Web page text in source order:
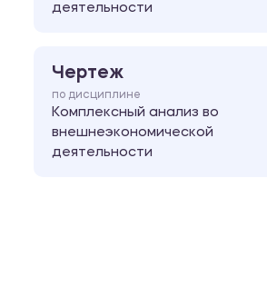
деятельности
Чертеж
по дисциплине
Комплексный анализ во
внешнеэкономической
деятельности